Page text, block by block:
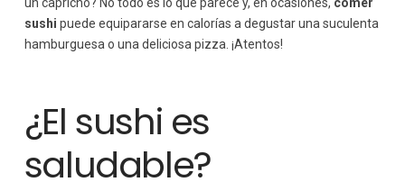
sushi puede equipararse en calorías a degustar una suculenta
hamburguesa o una deliciosa pizza. ¡Atentos!
¿El sushi es
saludable?